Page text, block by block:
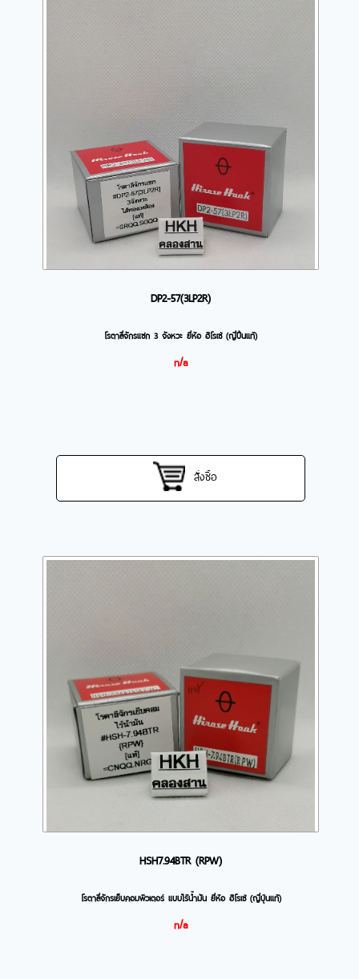
DP2-57(3LP2R)
โรตาลี่จักรแซก 3 จังหวะ ยี่ห้อ ฮิโรเซ่ (ญี่ปึ่นแท้)
n/a
สั่งซื้อ
HSH7.94BTR (RPW)
โรตาลี่จักรเย็บคอมพิวเตอร์ แบบไร้น้ำมัน ยี่ห้อ ฮิโรเซ่ (ญี่ปุ่นแท้)
n/a